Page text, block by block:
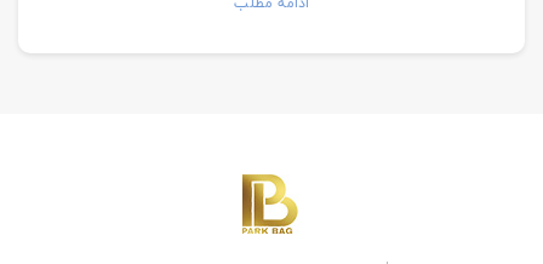
چمدان‌ مونزا نرم : این چمدان‌ها از جنس پارچه‌های
چمدان‌های سخت: چمدان سخت برند مونزا از مواد محکم